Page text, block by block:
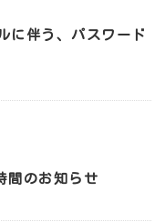
に伴う、パスワード
間のお知らせ